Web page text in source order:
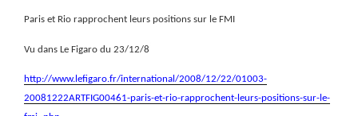
Paris et Rio rapprochent leurs positions sur le FMI
Vu dans Le Figaro du 23/12/8
http://www.lefigaro.fr/international/2008/12/22/01003-
20081222ARTFIG00461-paris-et-rio-rapprochent-leurs-positions-sur-le-